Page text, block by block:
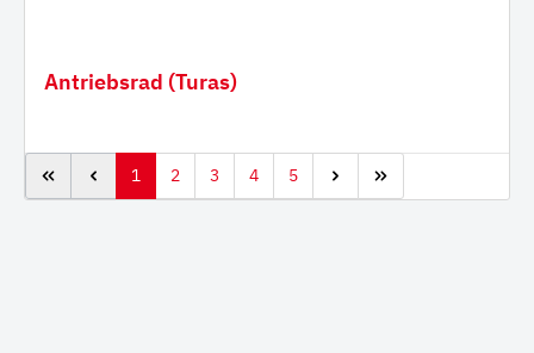
Antriebsrad (Turas)
1 2 3 4 5